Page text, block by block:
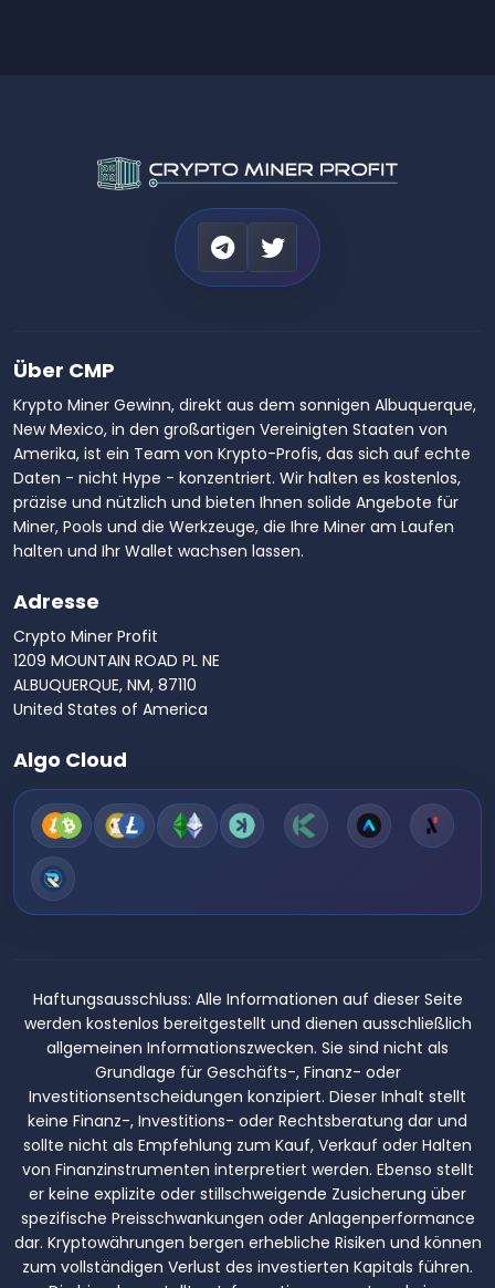
Über CMP
Krypto Miner Gewinn, direkt aus dem sonnigen Albuquerque,
New Mexico, in den großartigen Vereinigten Staaten von
Amerika, ist ein Team von Krypto-Profis, das sich auf echte
Daten - nicht Hype - konzentriert. Wir halten es kostenlos,
präzise und nützlich und bieten Ihnen solide Angebote für
Miner, Pools und die Werkzeuge, die Ihre Miner am Laufen
halten und Ihr Wallet wachsen lassen.
Adresse
Crypto Miner Profit
1209 MOUNTAIN ROAD PL NE
ALBUQUERQUE, NM, 87110
United States of America
Algo Cloud
Haftungsausschluss: Alle Informationen auf dieser Seite
werden kostenlos bereitgestellt und dienen ausschließlich
allgemeinen Informationszwecken. Sie sind nicht als
Grundlage für Geschäfts-, Finanz- oder
Investitionsentscheidungen konzipiert. Dieser Inhalt stellt
keine Finanz-, Investitions- oder Rechtsberatung dar und
sollte nicht als Empfehlung zum Kauf, Verkauf oder Halten
von Finanzinstrumenten interpretiert werden. Ebenso stellt
er keine explizite oder stillschweigende Zusicherung über
spezifische Preisschwankungen oder Anlagenperformance
dar. Kryptowährungen bergen erhebliche Risiken und können
zum vollständigen Verlust des investierten Kapitals führen.